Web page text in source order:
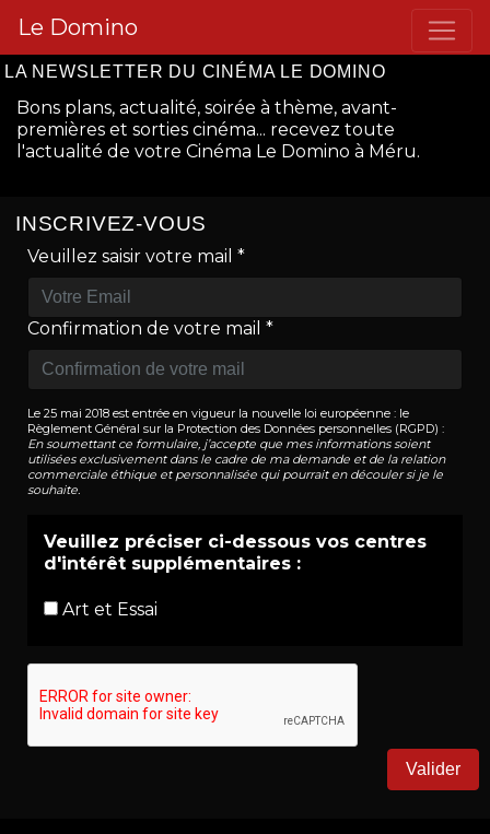
Le Domino
LA NEWSLETTER DU CINÉMA LE DOMINO
Bons plans, actualité, soirée à thème, avant-
premières et sorties cinéma... recevez toute
l'actualité de votre Cinéma Le Domino à Méru.
INSCRIVEZ-VOUS
Veuillez saisir votre mail *
Confirmation de votre mail *
Le 25 mai 2018 est entrée en vigueur la nouvelle loi européenne : le
Règlement Général sur la Protection des Données personnelles (RGPD) :
En soumettant ce formulaire, j’accepte que mes informations soient
utilisées exclusivement dans le cadre de ma demande et de la relation
commerciale éthique et personnalisée qui pourrait en découler si je le
souhaite.
Veuillez préciser ci-dessous vos centres
d'intérêt supplémentaires :
Art et Essai